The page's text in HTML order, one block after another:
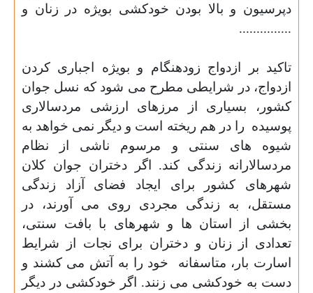
دپرسیون و بالا بودن خودکشی بویژه در زنان و
...............
تاکید بر ازدواج زودهنگام و بویژه اجباری کردن
ازدواج، در شرایطی مطرح می شود که نسل جوان
کشور، بسیاری از مرزهای ارزشی مردسالاری
پوسیده را در هم ریخته است و دیگر نمی خواهد به
شیوه های سنتی و مرسوم ناشی از نظام
مردسالارانه زندگی کند. اگر دختران جوان کلان
شهرهای کشور برای ایجاد فضای آزاد زندگی
مستقل، به زندگی مجردی روی می آورند، در
بخشی از استان ها و شهرهای با بافت سنتی،
تعدادی از زنان و دختران برای نجات از شرایط
اسارت بار، متاسفانه
خود را به آتش می کشند و
دست به خودکشی می زنند. اگر خودکشی در دیگر